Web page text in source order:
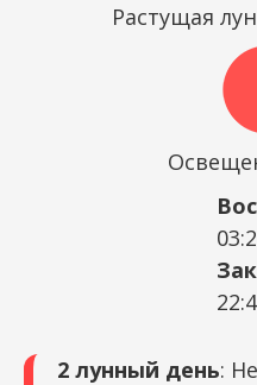
Растущая
2 лунный день: